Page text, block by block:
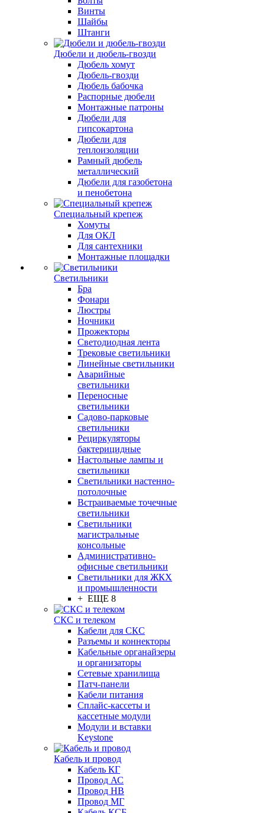
Винты
Шайбы
Штанги
Дюбели и дюбель-гвозди
Дюбель хомут
Дюбель-гвозди
Дюбель бабочка
Распорные дюбели
Монтажные патроны
Дюбели для
гипсокартона
Дюбели для
теплоизоляции
Рамный дюбель
металлический
Дюбели для газобетона
и пенобетона
Специальный крепеж
Хомуты
Для ОКЛ
Для сантехники
Монтажные площадки
Светильники
Бра
Фонари
Люстры
Ночники
Прожекторы
Светодиодная лента
Трековые светильники
Линейные светильники
Аварийные
светильники
Переносные
светильники
Садово-парковые
светильники
Рециркуляторы
бактерицидные
Настольные лампы и
светильники
Светильники настенно-
потолочные
Встраиваемые точечные
светильники
Светильники
магистральные
консольные
Административно-
офисные светильники
Светильники для ЖКХ
и промышленности
+ ЕЩЕ 8
СКС и телеком
Кабели для СКС
Разъемы и коннекторы
Кабельные органайзеры
и организаторы
Сетевые хранилища
Патч-панели
Кабели питания
Сплайс-кассеты и
кассетные модули
Модули и вставки
Keystone
Кабель и провод
Кабель КГ
Провод АС
Провод НВ
Провод МГ